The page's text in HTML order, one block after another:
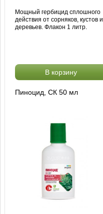
Мощный гербицид сплошного
действия от сорняков, кустов и
деревьев. Флакон 1 литр.
В корзину
Пиноцид, СК 50 мл